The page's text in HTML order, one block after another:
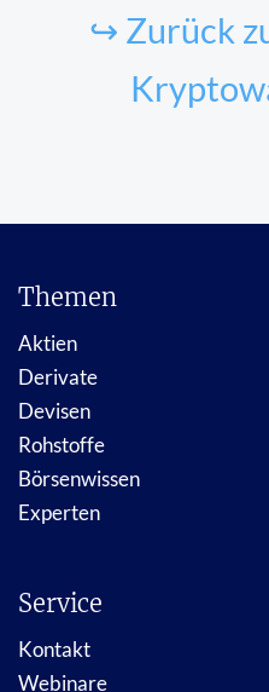
↪ Zurück
Themen
Aktien
Derivate
Devisen
Rohstoffe
Börsenwissen
Experten
Service
Kontakt
Webinare